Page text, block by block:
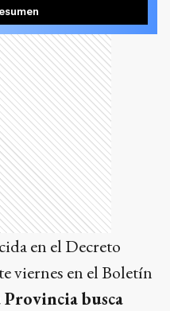
en el Decreto
viernes en el Boletín
Provincia busca